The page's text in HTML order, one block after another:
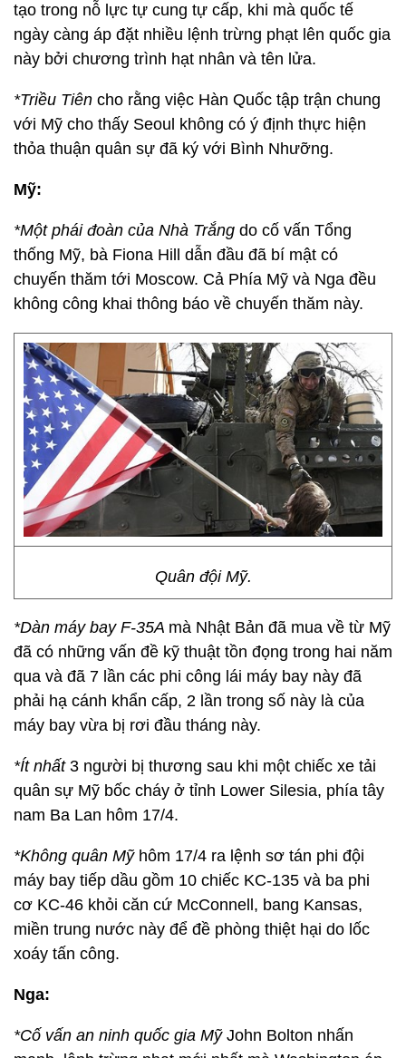
tạo trong nỗ lực tự cung tự cấp, khi mà quốc tế
ngày càng áp đặt nhiều lệnh trừng phạt lên quốc gia
này bởi chương trình hạt nhân và tên lửa.
*Triều Tiên cho rằng việc Hàn Quốc tập trận chung
với Mỹ cho thấy Seoul không có ý định thực hiện
thỏa thuận quân sự đã ký với Bình Nhưỡng.
Mỹ:
*Một phái đoàn của Nhà Trắng do cố vấn Tổng
thống Mỹ, bà Fiona Hill dẫn đầu đã bí mật có
chuyến thăm tới Moscow. Cả Phía Mỹ và Nga đều
không công khai thông báo về chuyến thăm này.
Quân đội Mỹ.
*Dàn máy bay F-35A mà Nhật Bản đã mua về từ Mỹ
đã có những vấn đề kỹ thuật tồn đọng trong hai năm
qua và đã 7 lần các phi công lái máy bay này đã
phải hạ cánh khẩn cấp, 2 lần trong số này là của
máy bay vừa bị rơi đầu tháng này.
*Ít nhất 3 người bị thương sau khi một chiếc xe tải
quân sự Mỹ bốc cháy ở tỉnh Lower Silesia, phía tây
nam Ba Lan hôm 17/4.
*Không quân Mỹhôm 17/4 ra lệnh sơ tán phi đội
máy bay tiếp dầu gồm 10 chiếc KC-135 và ba phi
cơ KC-46 khỏi căn cứ McConnell, bang Kansas,
miền trung nước này để đề phòng thiệt hại do lốc
xoáy tấn công.
Nga:
*Cố vấn an ninh quốc gia MỹJohn Bolton nhấn